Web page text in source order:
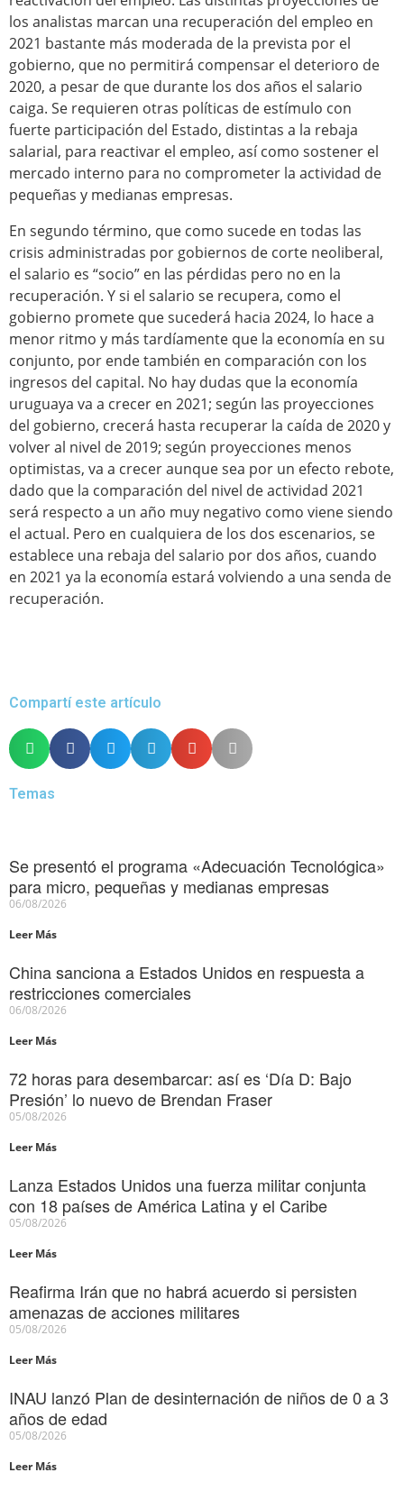
los analistas marcan una recuperación del empleo en
2021 bastante más moderada de la prevista por el
gobierno, que no permitirá compensar el deterioro de
2020, a pesar de que durante los dos años el salario
caiga. Se requieren otras políticas de estímulo con
fuerte participación del Estado, distintas a la rebaja
salarial, para reactivar el empleo, así como sostener el
mercado interno para no comprometer la actividad de
pequeñas y medianas empresas.
En segundo término, que como sucede en todas las
crisis administradas por gobiernos de corte neoliberal,
el salario es “socio” en las pérdidas pero no en la
recuperación. Y si el salario se recupera, como el
gobierno promete que sucederá hacia 2024, lo hace a
menor ritmo y más tardíamente que la economía en su
conjunto, por ende también en comparación con los
ingresos del capital. No hay dudas que la economía
uruguaya va a crecer en 2021; según las proyecciones
del gobierno, crecerá hasta recuperar la caída de 2020 y
volver al nivel de 2019; según proyecciones menos
optimistas, va a crecer aunque sea por un efecto rebote,
dado que la comparación del nivel de actividad 2021
será respecto a un año muy negativo como viene siendo
el actual. Pero en cualquiera de los dos escenarios, se
establece una rebaja del salario por dos años, cuando
en 2021 ya la economía estará volviendo a una senda de
recuperación.
Compartí este artículo
Temas
Se presentó el programa «Adecuación Tecnológica»
para micro, pequeñas y medianas empresas
06/08/2026
Leer Más
China sanciona a Estados Unidos en respuesta a
restricciones comerciales
06/08/2026
Leer Más
72 horas para desembarcar: así es ‘Día D: Bajo
Presión’ lo nuevo de Brendan Fraser
05/08/2026
Leer Más
Lanza Estados Unidos una fuerza militar conjunta
con 18 países de América Latina y el Caribe
05/08/2026
Leer Más
Reafirma Irán que no habrá acuerdo si persisten
amenazas de acciones militares
05/08/2026
Leer Más
INAU lanzó Plan de desinternación de niños de 0 a 3
años de edad
05/08/2026
Leer Más